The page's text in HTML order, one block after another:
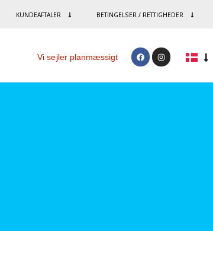
KUNDEAFTALER BETINGELSER / RETTIGHEDER
Vi sejler planmæssigt